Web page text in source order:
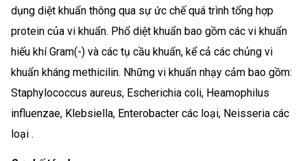
dụng diệt khuẩn thông qua sự ức chế quá trình tổng hợp
protein của vi khuẩn. Phổ diệt khuẩn bao gồm các vi khuẩn
hiếu khí Gram(-) và các tụ cầu khuẩn, kể cả các chủng vi
khuẩn kháng methicilin. Những vi khuẩn nhạy cảm bao gồm:
Staphylococcus aureus, Escherichia coli, Heamophilus
influenzae, Klebsiella, Enterobacter các loại, Neisseria các
loại .